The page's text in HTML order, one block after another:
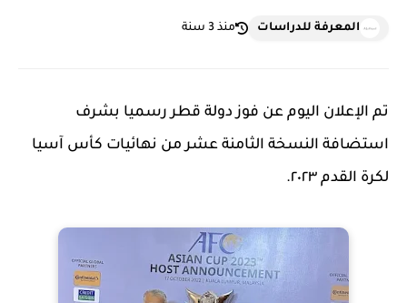
المعرفة للدراسات منذ 3 سنة
تم الإعلان اليوم عن فوز دولة قطر رسميا بشرف
استضافة النسخة الثامنة عشر من نهائيات كأس آسيا
لكرة القدم ٢٠٢٣.